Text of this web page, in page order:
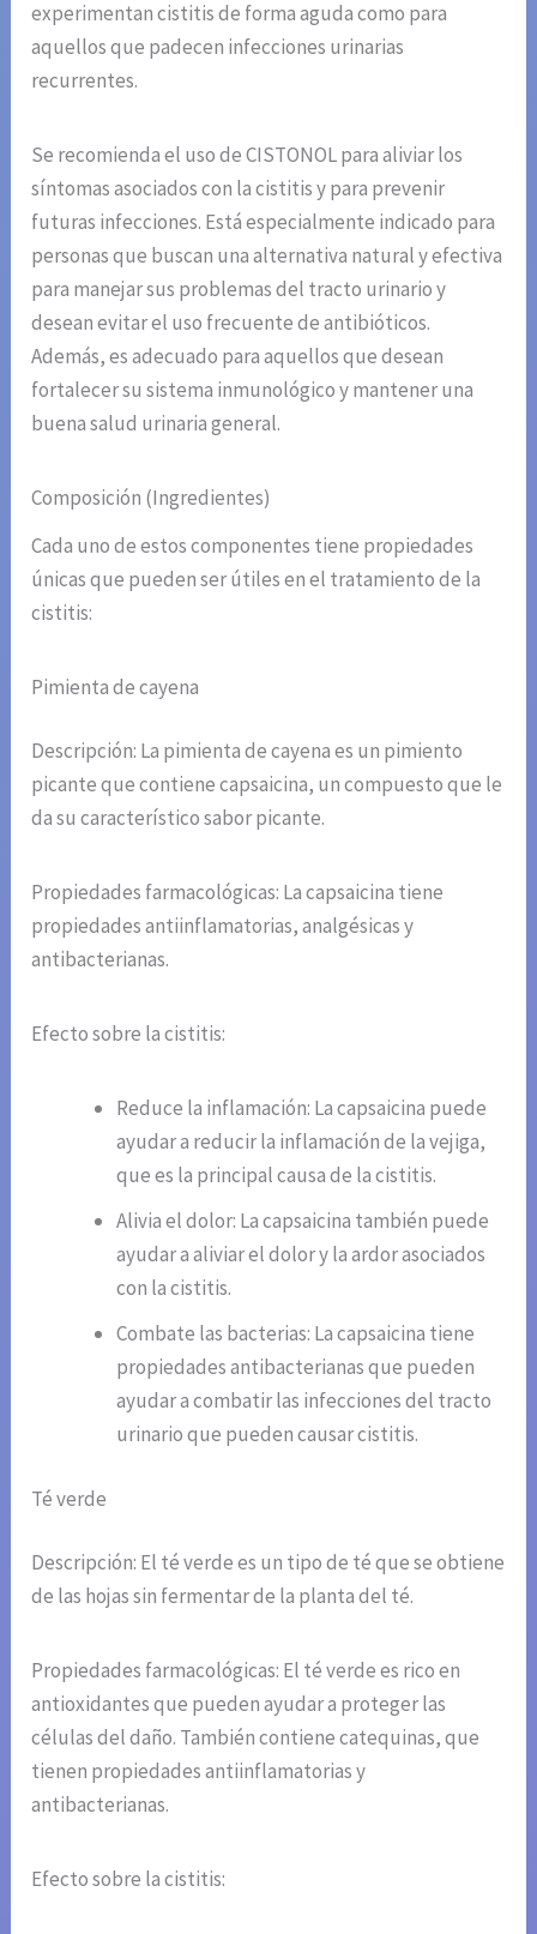
experimentan cistitis de forma aguda como para
aquellos que padecen infecciones urinarias
recurrentes.
Se recomienda el uso de CISTONOL para aliviar los
síntomas asociados con la cistitis y para prevenir
futuras infecciones. Está especialmente indicado para
personas que buscan una alternativa natural y efectiva
para manejar sus problemas del tracto urinario y
desean evitar el uso frecuente de antibióticos.
Además, es adecuado para aquellos que desean
fortalecer su sistema inmunológico y mantener una
buena salud urinaria general.
Composición (Ingredientes)
Cada uno de estos componentes tiene propiedades
únicas que pueden ser útiles en el tratamiento de la
cistitis:
Pimienta de cayena
Descripción: La pimienta de cayena es un pimiento
picante que contiene capsaicina, un compuesto que le
da su característico sabor picante.
Propiedades farmacológicas: La capsaicina tiene
propiedades antiinflamatorias, analgésicas y
antibacterianas.
Efecto sobre la cistitis:
Reduce la inflamación: La capsaicina puede
ayudar a reducir la inflamación de la vejiga,
que es la principal causa de la cistitis.
Alivia el dolor: La capsaicina también puede
ayudar a aliviar el dolor y la ardor asociados
con la cistitis.
Combate las bacterias: La capsaicina tiene
propiedades antibacterianas que pueden
ayudar a combatir las infecciones del tracto
urinario que pueden causar cistitis.
Té verde
Descripción: El té verde es un tipo de té que se obtiene
de las hojas sin fermentar de la planta del té.
Propiedades farmacológicas: El té verde es rico en
antioxidantes que pueden ayudar a proteger las
células del daño. También contiene catequinas, que
tienen propiedades antiinflamatorias y
antibacterianas.
Efecto sobre la cistitis: